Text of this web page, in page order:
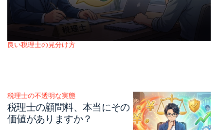
Posted
良い税理士の見分け方
Posted
in
税理士の不透明な実態
税理士の顧問料、本当にその
価値がありますか？